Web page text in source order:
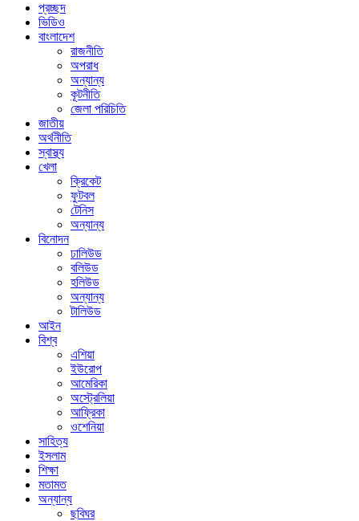
প্রচ্ছদ
ভিডিও
বাংলাদেশ
রাজনীতি
অপরাধ
অন্যান্য
কূটনীতি
জেলা পরিচিতি
জাতীয়
অর্থনীতি
স্বাস্থ্য
খেলা
ক্রিকেট
ফুটবল
টেনিস
অন্যান্য
বিনোদন
ঢালিউড
বলিউড
হলিউড
অন্যান্য
টালিউড
আইন
বিশ্ব
এশিয়া
ইউরোপ
আমেরিকা
অস্ট্রেলিয়া
আফ্রিকা
ওশেনিয়া
সাহিত্য
ইসলাম
শিক্ষা
মতামত
অন্যান্য
ছবিঘর